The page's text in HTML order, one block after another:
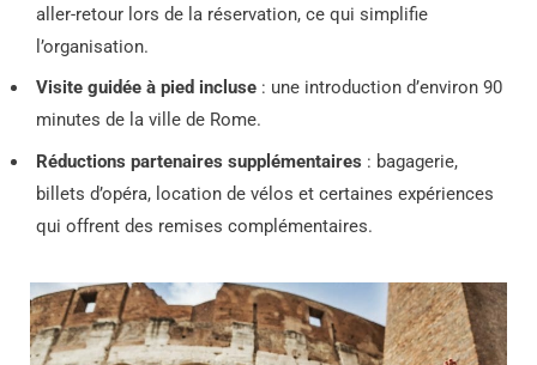
aller-retour lors de la réservation, ce qui simplifie
l’organisation.
Visite guidée à pied incluse : une introduction d’environ 90
minutes de la ville de Rome.
Réductions partenaires supplémentaires : bagagerie,
billets d’opéra, location de vélos et certaines expériences
qui offrent des remises complémentaires.